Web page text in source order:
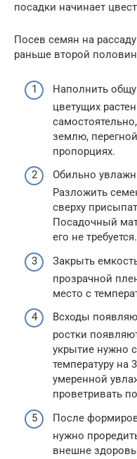
посадки начинает
Посев семян на
раньше второй
Наполнить
цветущих
землю,
пропорциях.
Обильно
Разложить
сверху
Посадочный
его не требуется.
Закрыть
прозрачной
место с
Всходы
ростки
укрытие нужно
температуру на
умеренной
проветривать
После
нужно
внешне